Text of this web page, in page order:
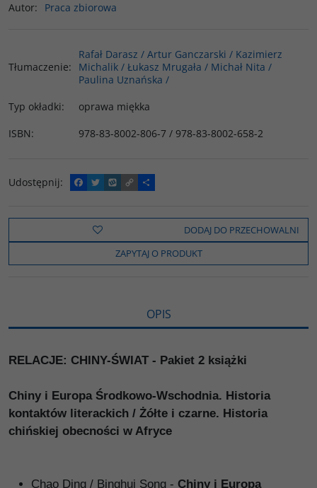
Autor: Praca zbiorowa
Tłumaczenie:
Rafał Darasz / Artur Ganczarski / Kazimierz
Michalik / Łukasz Mrugała / Michał Nita /
Paulina Uznańska /
Typ okładki:
oprawa miękka
ISBN: 978-83-8002-806-7 / 978-83-8002-658-2
Udostępnij:
F
a
e
o
k
T
w
t
t
e
W
y
o
C
o
y
i
n
k
P
o
z
e
l
s
DODAJ DO PRZECHOWALNI
ZAPYTAJ O PRODUKT
OPIS
RELACJE: CHINY-ŚWIAT - Pakiet 2 książki
Chiny i Europa Środkowo-Wschodnia. Historia
kontaktów literackich / Żółte i czarne. Historia
chińskiej obecności w Afryce
Chao Ding / Binghui Song - Chiny i Europa